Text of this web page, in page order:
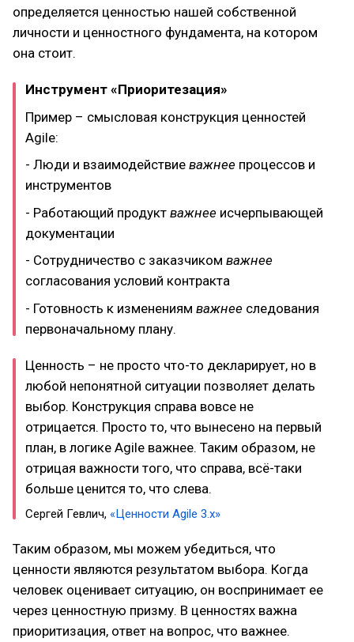
определяется ценностью нашей собственной
личности и ценностного фундамента, на котором
она стоит.
Инструмент «Приоритезация»
Пример – смысловая конструкция ценностей
Agile:
- Люди и взаимодействие важнее процессов и
инструментов
- Работающий продукт важнее исчерпывающей
документации
- Сотрудничество с заказчиком важнее
согласования условий контракта
- Готовность к изменениям важнее следования
первоначальному плану.
Ценность – не просто что-то декларирует, но в
любой непонятной ситуации позволяет делать
выбор. Конструкция справа вовсе не
отрицается. Просто то, что вынесено на первый
план, в логике Agile важнее. Таким образом, не
отрицая важности того, что справа, всё-таки
больше ценится то, что слева.
Сергей Гевлич, «Ценности Agile 3.х»
Таким образом, мы можем убедиться, что
ценности являются результатом выбора. Когда
человек оценивает ситуацию, он воспринимает ее
через ценностную призму. В ценностях важна
приоритизация, ответ на вопрос, что важнее.